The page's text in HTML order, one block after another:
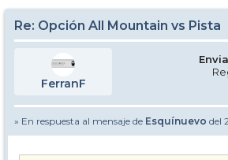
Re: Opción All Mountain vs Pista
FerranF
» En respuesta al mensaje de Esquínuevo del